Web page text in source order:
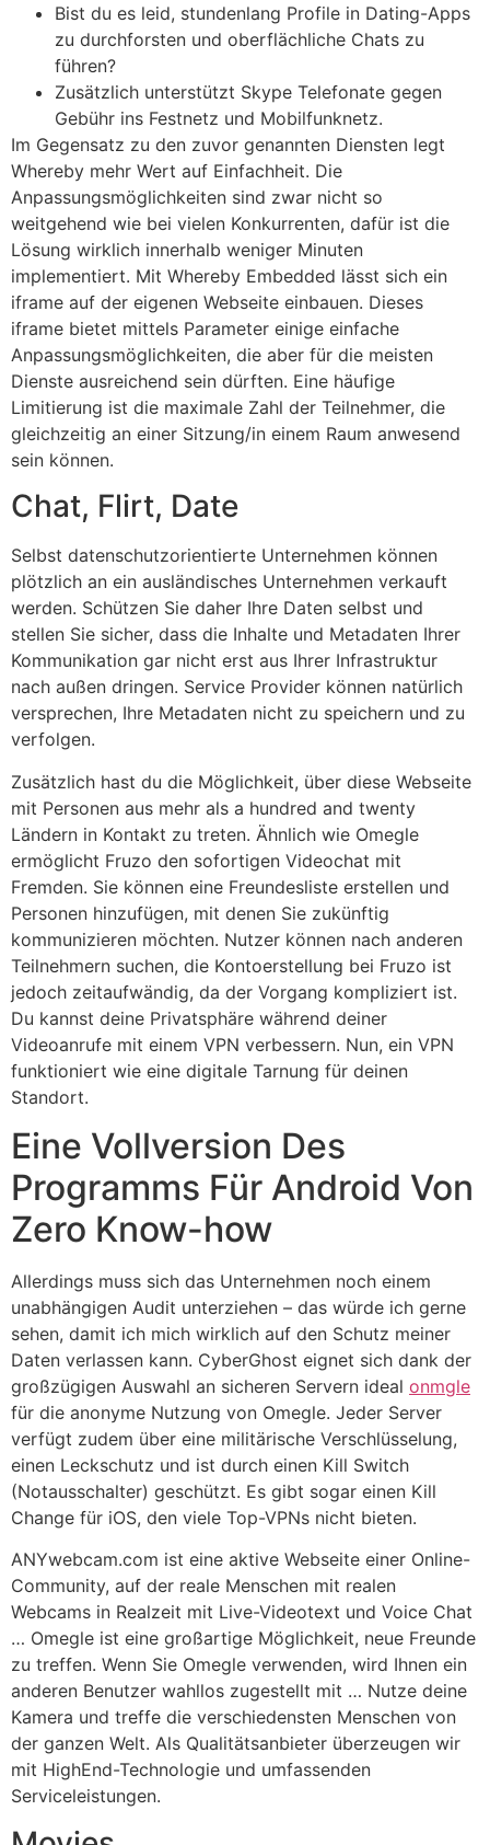
Bist du es leid, stundenlang Profile in Dating-Apps
zu durchforsten und oberflächliche Chats zu
führen?
Zusätzlich unterstützt Skype Telefonate gegen
Gebühr ins Festnetz und Mobilfunknetz.
Im Gegensatz zu den zuvor genannten Diensten legt
Whereby mehr Wert auf Einfachheit. Die
Anpassungsmöglichkeiten sind zwar nicht so
weitgehend wie bei vielen Konkurrenten, dafür ist die
Lösung wirklich innerhalb weniger Minuten
implementiert. Mit Whereby Embedded lässt sich ein
iframe auf der eigenen Webseite einbauen. Dieses
iframe bietet mittels Parameter einige einfache
Anpassungsmöglichkeiten, die aber für die meisten
Dienste ausreichend sein dürften. Eine häufige
Limitierung ist die maximale Zahl der Teilnehmer, die
gleichzeitig an einer Sitzung/in einem Raum anwesend
sein können.
Chat, Flirt, Date
Selbst datenschutzorientierte Unternehmen können
plötzlich an ein ausländisches Unternehmen verkauft
werden. Schützen Sie daher Ihre Daten selbst und
stellen Sie sicher, dass die Inhalte und Metadaten Ihrer
Kommunikation gar nicht erst aus Ihrer Infrastruktur
nach außen dringen. Service Provider können natürlich
versprechen, Ihre Metadaten nicht zu speichern und zu
verfolgen.
Zusätzlich hast du die Möglichkeit, über diese Webseite
mit Personen aus mehr als a hundred and twenty
Ländern in Kontakt zu treten. Ähnlich wie Omegle
ermöglicht Fruzo den sofortigen Videochat mit
Fremden. Sie können eine Freundesliste erstellen und
Personen hinzufügen, mit denen Sie zukünftig
kommunizieren möchten. Nutzer können nach anderen
Teilnehmern suchen, die Kontoerstellung bei Fruzo ist
jedoch zeitaufwändig, da der Vorgang kompliziert ist.
Du kannst deine Privatsphäre während deiner
Videoanrufe mit einem VPN verbessern. Nun, ein VPN
funktioniert wie eine digitale Tarnung für deinen
Standort.
Eine Vollversion Des
Programms Für Android Von
Zero Know-how
Allerdings muss sich das Unternehmen noch einem
unabhängigen Audit unterziehen – das würde ich gerne
sehen, damit ich mich wirklich auf den Schutz meiner
Daten verlassen kann. CyberGhost eignet sich dank der
großzügigen Auswahl an sicheren Servern ideal onmgle
für die anonyme Nutzung von Omegle. Jeder Server
verfügt zudem über eine militärische Verschlüsselung,
einen Leckschutz und ist durch einen Kill Switch
(Notausschalter) geschützt. Es gibt sogar einen Kill
Change für iOS, den viele Top-VPNs nicht bieten.
ANYwebcam.com ist eine aktive Webseite einer Online-
Community, auf der reale Menschen mit realen
Webcams in Realzeit mit Live-Videotext und Voice Chat
… Omegle ist eine großartige Möglichkeit, neue Freunde
zu treffen. Wenn Sie Omegle verwenden, wird Ihnen ein
anderen Benutzer wahllos zugestellt mit … Nutze deine
Kamera und treffe die verschiedensten Menschen von
der ganzen Welt. Als Qualitätsanbieter überzeugen wir
mit HighEnd-Technologie und umfassenden
Serviceleistungen.